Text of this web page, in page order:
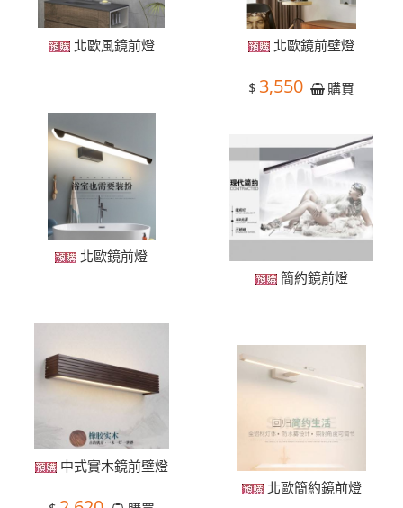
北歐風鏡前燈 北歐鏡前壁燈
$ 3,550 購買
北歐鏡前燈
簡約鏡前燈
中式實木鏡前壁燈
北歐簡約鏡前燈